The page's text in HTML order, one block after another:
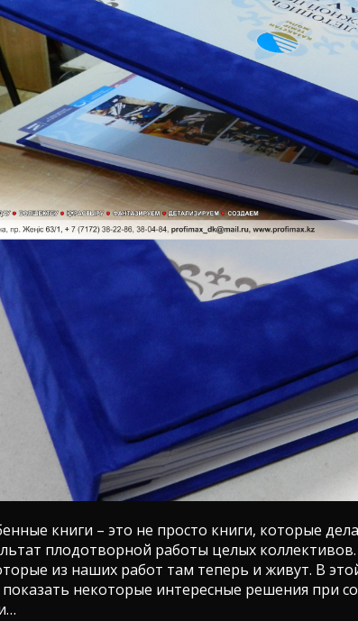
книги – это не просто книги, которые
плодотворной работы целых
из наших работ там теперь и живут. В
некоторые интересные решения при